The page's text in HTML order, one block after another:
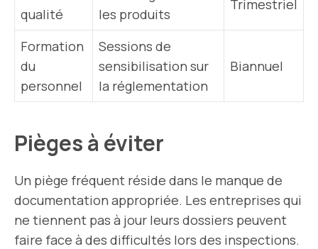
qualité
les produits
Trimestriel
Formation
du
personnel
Sessions de
sensibilisation sur
la réglementation
Biannuel
Pièges à éviter
Un piège fréquent réside dans le manque de
documentation appropriée. Les entreprises qui
ne tiennent pas à jour leurs dossiers peuvent
faire face à des difficultés lors des inspections.